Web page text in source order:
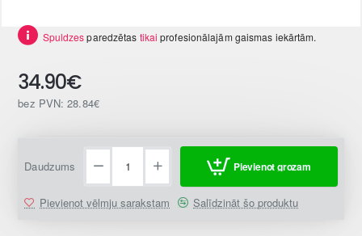
Spuldzesparedzētas tikai profesionālajām gaismas iekārtām.
34.90€
bez PVN: 28.84€
Daudzums Pievienot grozam
Pievienot vēlmju sarakstam Salīdzināt šo produktu